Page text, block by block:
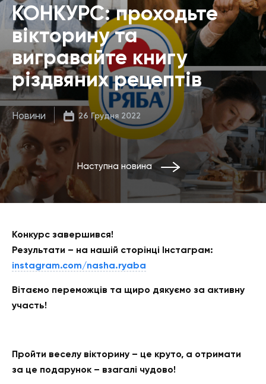
КОНКУРС: проходьте
вікторину та
вигравайте книгу
різдвяних рецептів
Новини 26 Грудня 2022
Наступна новина
Конкурс завершився!
Результати – на нашій сторінці Інстаграм:
instagram.com/nasha.ryaba
Вітаємо переможців та щиро дякуємо за активну
участь!
Пройти веселу вікторину – це круто, а отримати
за це подарунок – взагалі чудово!